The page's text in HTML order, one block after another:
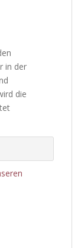
in der
die